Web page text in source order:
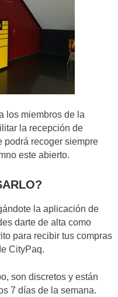
los miembros de la
la recepción de
podrá recoger siempre
este abierto.
la aplicación de
darte de alta como
para recibir tus compras
CityPaq.
son discretos y están
7 días de la semana.